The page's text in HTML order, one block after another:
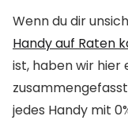
Wenn du dir
Handy auf Raten
ist, haben wir hier
zusammengefasst.
jedes Handy mit